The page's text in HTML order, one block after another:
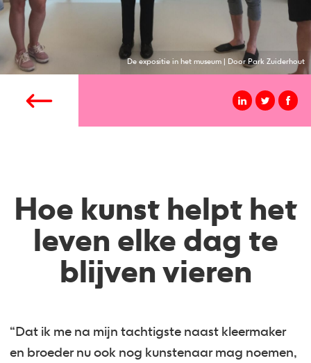
De expositie in het museum | Door Park Zuiderhout
Hoe kunst helpt het
leven elke dag te
blijven vieren
“Dat ik me na mijn tachtigste naast kleermaker
en broeder nu ook nog kunstenaar mag noemen,